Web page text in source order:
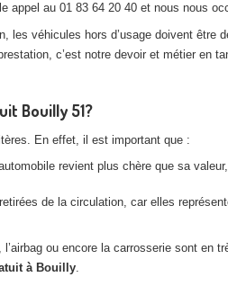
appel au 01 83 64 20 40 et nous nous
les véhicules hors d’usage doivent être
c’est notre devoir et métier en
Bouilly 51?
En effet, il est important que :
revient plus chère que sa
de la circulation, car elles
ou encore la carrosserie sont en
à Bouilly.